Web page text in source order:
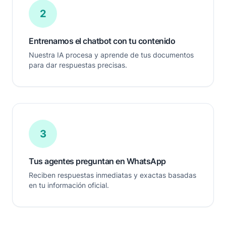
2
Entrenamos el chatbot con tu contenido
Nuestra IA procesa y aprende de tus documentos
para dar respuestas precisas.
3
Tus agentes preguntan en WhatsApp
Reciben respuestas inmediatas y exactas basadas
en tu información oficial.